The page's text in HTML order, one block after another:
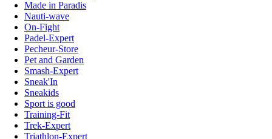
Made in Paradis
Nauti-wave
On-Fight
Padel-Expert
Pecheur-Store
Pet and Garden
Smash-Expert
Sneak'In
Sneakids
Sport is good
Training-Fit
Trek-Expert
Triathlon-Expert